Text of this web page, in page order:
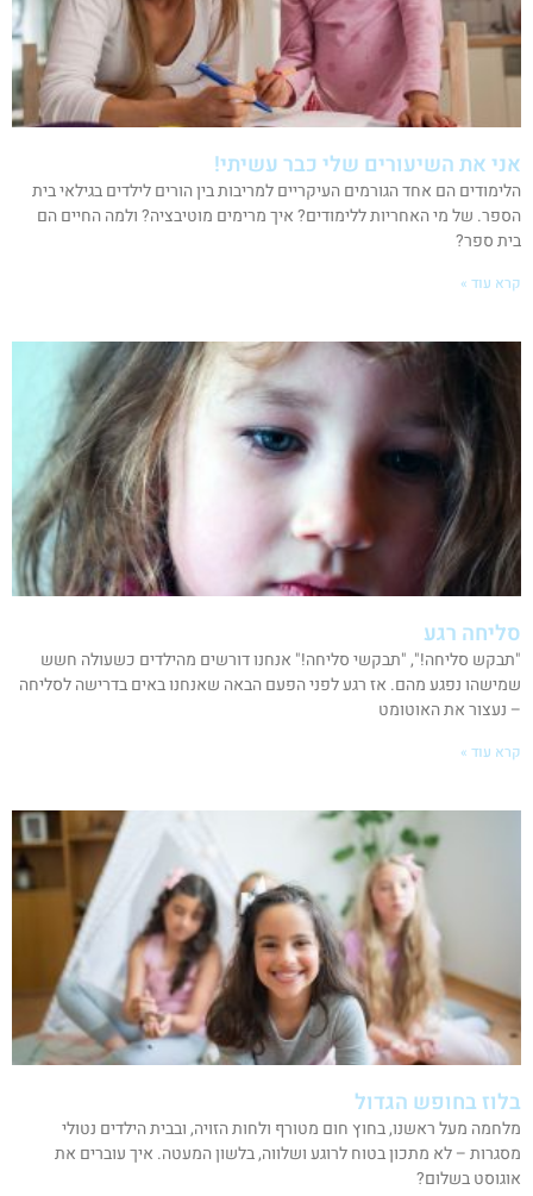
אני את השיעורים שלי כבר עשיתי!
הלימודים הם אחד הגורמים העיקריים למריבות בין הורים לילדים בגילאי בית
הספר. של מי האחריות ללימודים? איך מרימים מוטיבציה? ולמה החיים הם
בית ספר?
קרא עוד »
סליחה רגע
"תבקש סליחה!", "תבקשי סליחה!" אנחנו דורשים מהילדים כשעולה חשש
שמישהו נפגע מהם. אז רגע לפני הפעם הבאה שאנחנו באים בדרישה לסליחה
– נעצור את האוטומט
קרא עוד »
בלוז בחופש הגדול
מלחמה מעל ראשנו, בחוץ חום מטורף ולחות הזויה, ובבית הילדים נטולי
מסגרות – לא מתכון בטוח לרוגע ושלווה, בלשון המעטה. איך עוברים את
אוגוסט בשלום?